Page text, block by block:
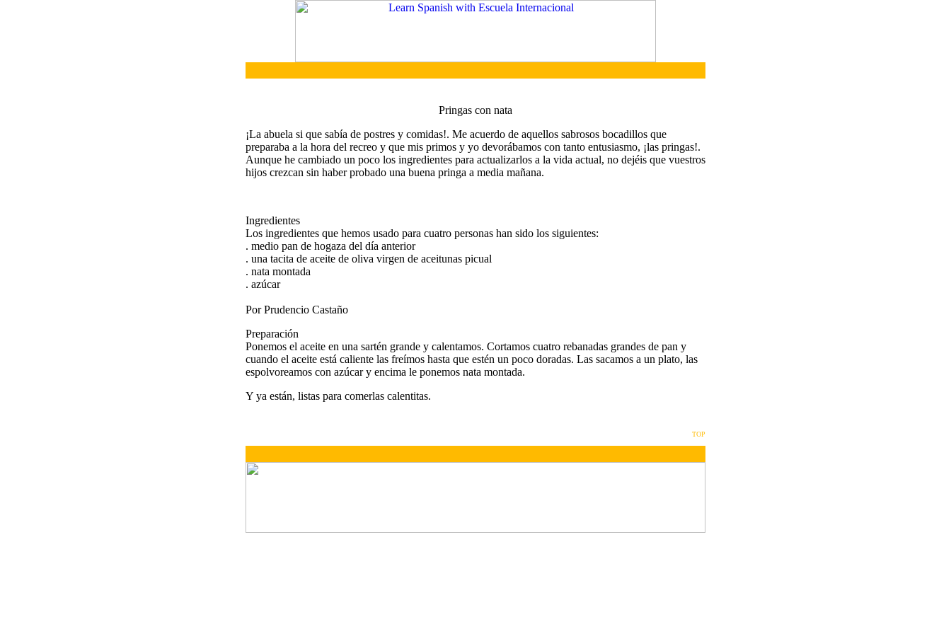
Pringas con nata
¡La abuela si que sabía de postres y comidas!. Me acuerdo de aquellos sabrosos bocadillos que
preparaba a la hora del recreo y que mis primos y yo devorábamos con tanto entusiasmo, ¡las pringas!.
Aunque he cambiado un poco los ingredientes para actualizarlos a la vida actual, no dejéis que vuestros
hijos crezcan sin haber probado una buena pringa a media mañana.
Ingredientes
Los ingredientes que hemos usado para cuatro personas han sido los siguientes:
. medio pan de hogaza del día anterior
. una tacita de aceite de oliva virgen de aceitunas picual
. nata montada
. azúcar
Por Prudencio Castaño
Preparación
Ponemos el aceite en una sartén grande y calentamos. Cortamos cuatro rebanadas grandes de pan y
cuando el aceite está caliente las freímos hasta que estén un poco doradas. Las sacamos a un plato, las
espolvoreamos con azúcar y encima le ponemos nata montada.
Y ya están, listas para comerlas calentitas.
TOP